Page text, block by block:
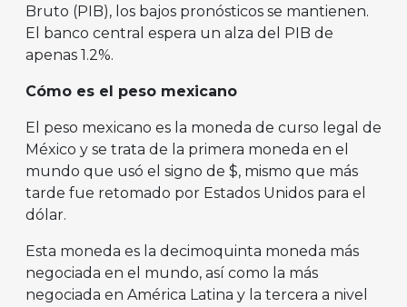
Bruto (PIB), los bajos pronósticos se mantienen.
El banco central espera un alza del PIB de
apenas 1.2%.
Cómo es el peso mexicano
El peso mexicano es la moneda de curso legal de
México y se trata de la primera moneda en el
mundo que usó el signo de $, mismo que más
tarde fue retomado por Estados Unidos para el
dólar.
Esta moneda es la decimoquinta moneda más
negociada en el mundo, así como la más
negociada en América Latina y la tercera a nivel